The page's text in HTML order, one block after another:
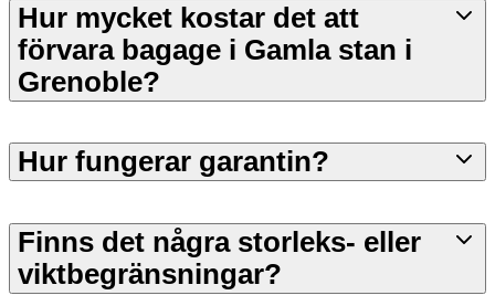
Hur mycket kostar det att
förvara bagage i Gamla stan i
Grenoble?
Hur fungerar garantin?
Finns det några storleks- eller
viktbegränsningar?